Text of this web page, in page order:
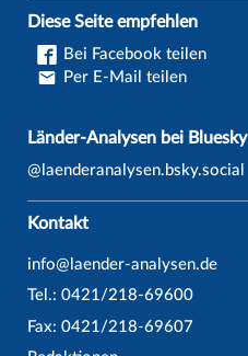
Diese Seite empfehlen
Bei Facebook teilen
Per E-Mail teilen
Länder-Analysen bei Bluesky
@laenderanalysen.bsky.social
Kontakt
info@laender-analysen.de
Tel.: 0421/218-69600
Fax: 0421/218-69607